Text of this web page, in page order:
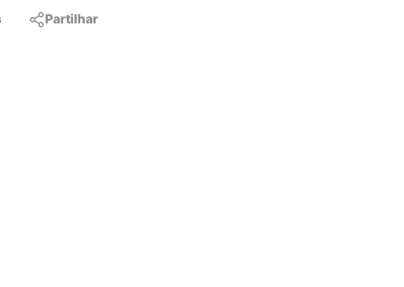
Partilhar